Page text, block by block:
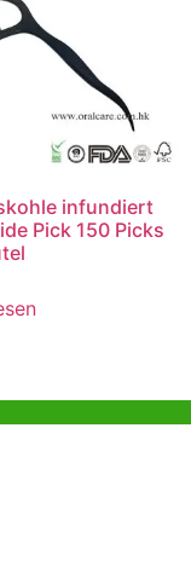
infundiert
Pick 150 Picks